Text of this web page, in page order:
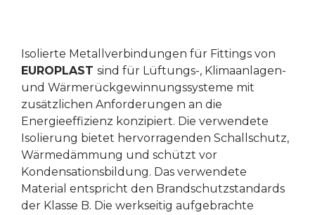
Isolierte Metallverbindungen für Fittings von
EUROPLAST sind für Lüftungs-, Klimaanlagen-
und Wärmerückgewinnungssysteme mit
zusätzlichen Anforderungen an die
Energieeffizienz konzipiert. Die verwendete
Isolierung bietet hervorragenden Schallschutz,
Wärmedämmung und schützt vor
Kondensationsbildung. Das verwendete
Material entspricht den Brandschutzstandards
der Klasse B. Die werkseitig aufgebrachte